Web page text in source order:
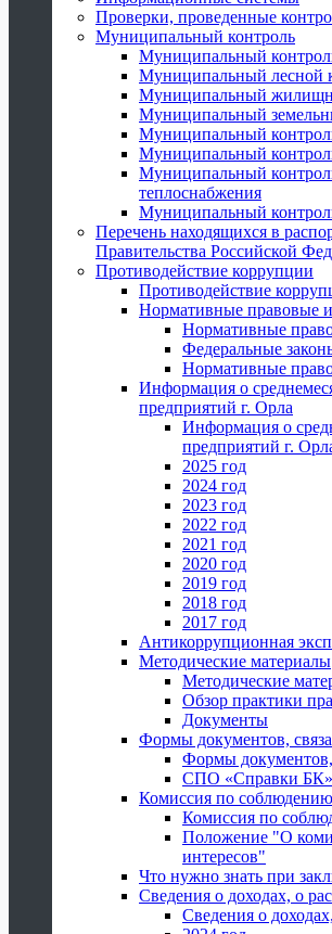
Проверки, проведенные
Муниципальный контроль
Муниципальный
Муниципальный лесной
Муниципальный
Муниципальный
Муниципальный
Муниципальный
Муниципальный
теплоснабжения
Муниципальный
Перечень находящихся в
Правительства Российской
Противодействие коррупции
Противодействие
Нормативные правовые
Нормативные
Федеральные
Нормативные
Информация о
предприятий г. Орла
Информация о
предприятий г.
2025 год
2024 год
2023 год
2022 год
2021 год
2020 год
2019 год
2018 год
2017 год
Антикоррупционная
Методические материалы
Методические
Обзор практики
Документы
Формы документов,
Формы документов,
СПО «Справки БК»
Комиссия по
Комиссия по
Положение "О
интересов"
Что нужно знать при
Сведения о доходах, о
Сведения о